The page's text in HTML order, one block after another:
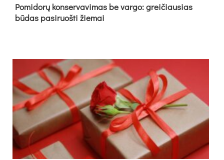
Pomidorų konservavimas be vargo: greičiausias
būdas pasiruošti žiemai